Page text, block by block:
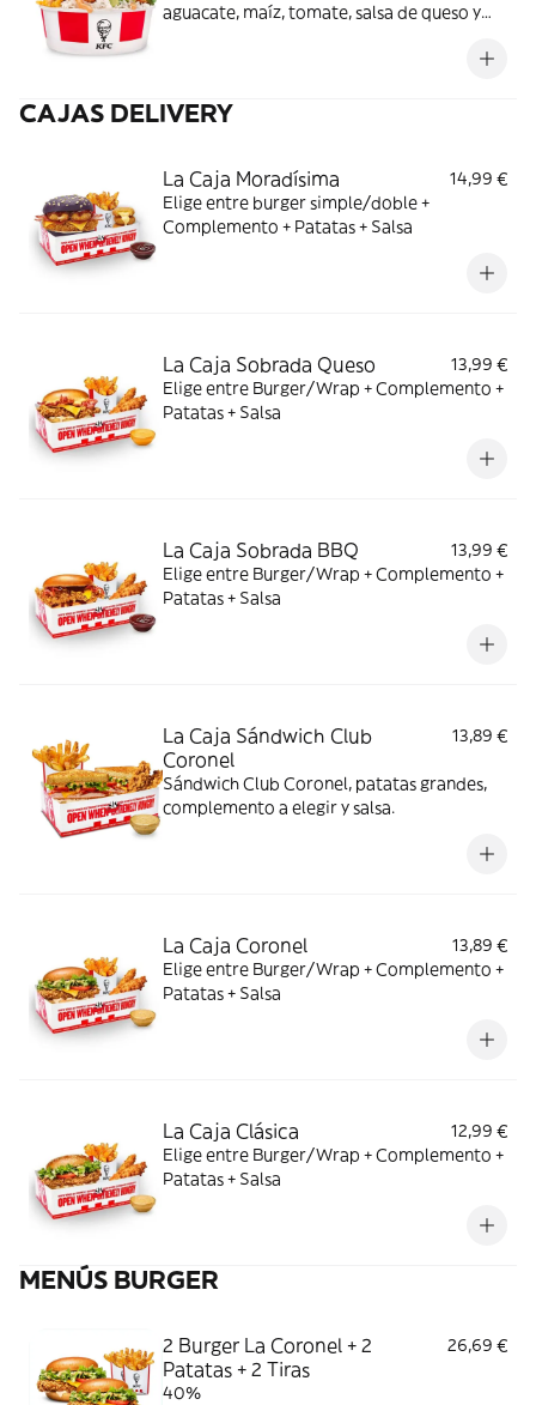
aguacate, maíz, tomate, salsa de queso y
CAJAS DELIVERY
La Caja Moradísima
14,99 €
Elige entre burger simple/doble +
Complemento + Patatas + Salsa
La Caja Sobrada Queso
13,99 €
Elige entre Burger/Wrap + Complemento +
Patatas + Salsa
La Caja Sobrada BBQ
13,99 €
Elige entre Burger/Wrap + Complemento +
Patatas + Salsa
La Caja Sándwich Club
Coronel
13,89 €
Sándwich Club Coronel, patatas grandes,
complemento a elegir y salsa.
La Caja Coronel
13,89 €
Elige entre Burger/Wrap + Complemento +
Patatas + Salsa
La Caja Clásica
12,99 €
Elige entre Burger/Wrap + Complemento +
Patatas + Salsa
MENÚS BURGER
2 Burger La Coronel + 2
Patatas + 2 Tiras
26,69 €
40%